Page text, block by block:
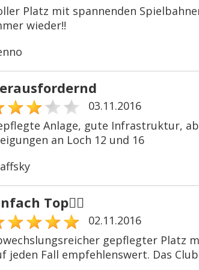
Platz mit spannenden
wieder!!
03.11.2016
Anlage, gute Infrastruktur,
an Loch 12 und 16
Top👍🏻
02.11.2016
gepflegter Platz
jeden Fall empfehlenswert. Das